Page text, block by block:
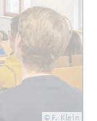
© F. Klein